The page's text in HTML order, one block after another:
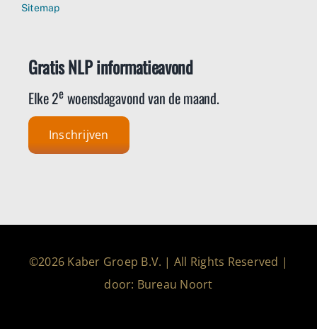
Sitemap
Gratis NLP informatieavond
Elke 2ewoensdagavond van de maand.
Inschrijven
©2026 Kaber Groep B.V. | All Rights Reserved |
door: Bureau Noort